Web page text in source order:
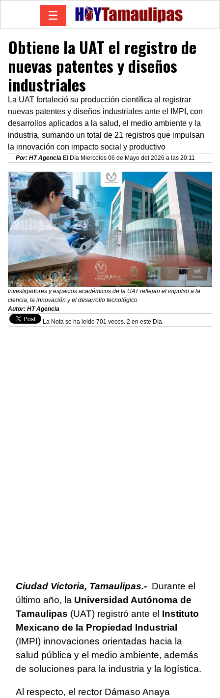
☰
Obtiene la UAT el registro de
nuevas patentes y diseños
industriales
La UAT fortaleció su producción científica al registrar
nuevas patentes y diseños industriales ante el IMPI, con
desarrollos aplicados a la salud, el medio ambiente y la
industria, sumando un total de 21 registros que impulsan
la innovación con impacto social y productivo
Por: HT Agencia El Día Miercoles 06 de Mayo del 2026 a las 20:11
Investigadores y espacios académicos de la UAT reflejan el impulso a la
ciencia, la innovación y el desarrollo tecnológico
Autor: HT Agencia
La Nota se ha leido 701 veces. 2 en este Día.
Ciudad Victoria, Tamaulipas.- Durante el
último año, la Universidad Autónoma de
Tamaulipas (UAT) registró ante el Instituto
Mexicano de la Propiedad Industrial
(IMPI) innovaciones orientadas hacia la
salud pública y el medio ambiente, además
de soluciones para la industria y la logística.
Al respecto, el rector Dámaso Anaya